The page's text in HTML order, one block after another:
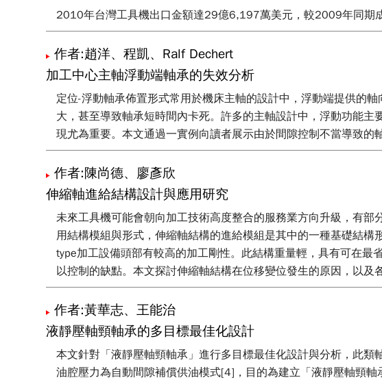
2010年台灣工具機出口金額達29億6,197萬美元，較2009年同
40.5%。另外，2011年1~9月工具機零組件累計出口金額總值為
然而在這亮麗成績下，同時亦代表在全球國際間工具機產業競爭已
作者:趙洋、程凱、Ralf Dechert
加工中心主軸浮動端軸承的失效分析
定位-浮動軸承佈置形式常用於機床主軸的設計中，浮動端提供的
大，甚至導致軸承短時間內卡死。許多的主軸設計中，浮動功能
現尤為重要。本文通過一實例向讀者展示由於間隙控制不當導致的
作者:陳尚德、廖彥欣
伸縮軸進給結構設計與應用研究
未來工具機可能會朝向加工技術高度整合的服務業方向升級，有
用結構模組與形式，伸縮軸結構的進給模組是其中的一種基礎結
type加工設備頭部有較高的加工剛性。此結構重量輕，具有可在
以控制的缺點。本文探討伸縮軸結構在位移變位發生的原因，以
作者:黃華志、王能治
液靜壓軸頸軸承的多目標最佳化設計
本文針對「液靜壓軸頸軸承」進行多目標最佳化設計與分析，此
油腔壓力為自動間隙補償供油模式[4]，目的為建立「液靜壓軸頸